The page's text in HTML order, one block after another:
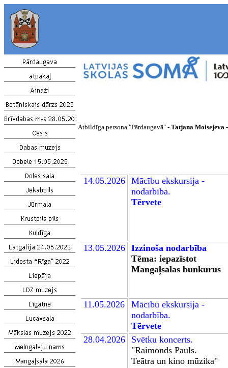
Atbildīga persona "Pārdaugavā" - Tatjana Moisejeva
14.05.2026 Mācību ekskursija -
nodarbība.
Tērvete
13.05.2026
Izzinoša nodarbība
Tēma: iepazīstot
Mangaļsalas bunkurus
11.05.2026 Mācību ekskursija -
nodarbība.
Tērvete
28.04.2026
Svētku koncerts.
"Raimonds Pauls.
Teātra un kino mūzika"